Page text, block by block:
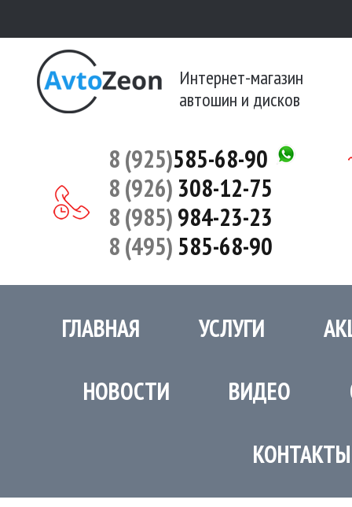
Интернет-магазин
автошин и дисков
8 (925)585-68-90
8 (926) 308-12-75
8 (985)984-23-23
8 (495)585-68-90
ГЛАВНАЯ УСЛУГИ
НОВОСТИ ВИДЕО
КОНТАКТЫ